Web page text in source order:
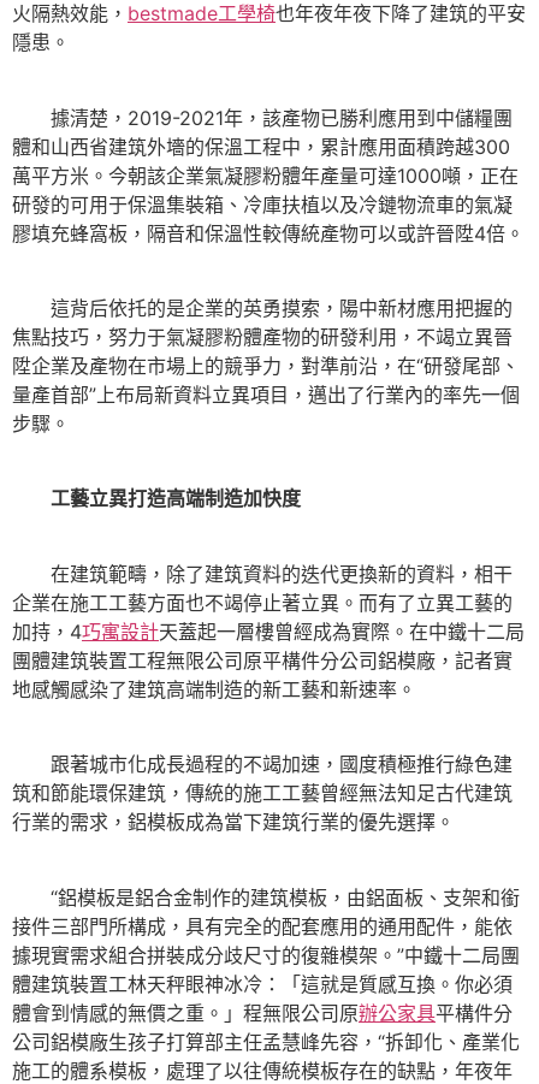
火隔熱效能， bestmade工學椅也年夜年夜下降了建筑的平安
隱患。
據清楚，2019-2021年，該產物已勝利應用到中儲糧團
體和山西省建筑外墻的保溫工程中，累計應用面積跨越300
萬平方米。今朝該企業氣凝膠粉體年產量可達1000噸，正在
研發的可用于保溫集裝箱、冷庫扶植以及冷鏈物流車的氣凝
膠填充蜂窩板，隔音和保溫性較傳統產物可以或許晉陞4倍。
這背后依托的是企業的英勇摸索，陽中新材應用把握的
焦點技巧，努力于氣凝膠粉體產物的研發利用，不竭立異晉
陞企業及產物在市場上的競爭力，對準前沿，在“研發尾部、
量產首部”上布局新資料立異項目，邁出了行業內的率先一個
步驟。
工藝立異打造高端制造加快度
在建筑範疇，除了建筑資料的迭代更換新的資料，相干
企業在施工工藝方面也不竭停止著立異。而有了立異工藝的
加持，4巧寓設計天蓋起一層樓曾經成為實際。在中鐵十二局
團體建筑裝置工程無限公司原平構件分公司鋁模廠，記者實
地感觸感染了建筑高端制造的新工藝和新速率。
跟著城市化成長過程的不竭加速，國度積極推行綠色建
筑和節能環保建筑，傳統的施工工藝曾經無法知足古代建筑
行業的需求，鋁模板成為當下建筑行業的優先選擇。
“鋁模板是鋁合金制作的建筑模板，由鋁面板、支架和銜
接件三部門所構成，具有完全的配套應用的通用配件，能依
據現實需求組合拼裝成分歧尺寸的復雜模架。”中鐵十二局團
體建筑裝置工林天秤眼神冰冷：「這就是質感互換。你必須
體會到情感的無價之重。」程無限公司原辦公家具平構件分
公司鋁模廠生孩子打算部主任孟慧峰先容，“拆卸化、產業化
施工的體系模板，處理了以往傳統模板存在的缺點，年夜年